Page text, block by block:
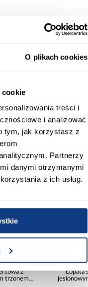
O plikach cookies
treści i
i analizować
tym, jak korzystasz z
Partnerzy
danymi otrzymanymi
z ich usług.
z
trzonem
Łopata